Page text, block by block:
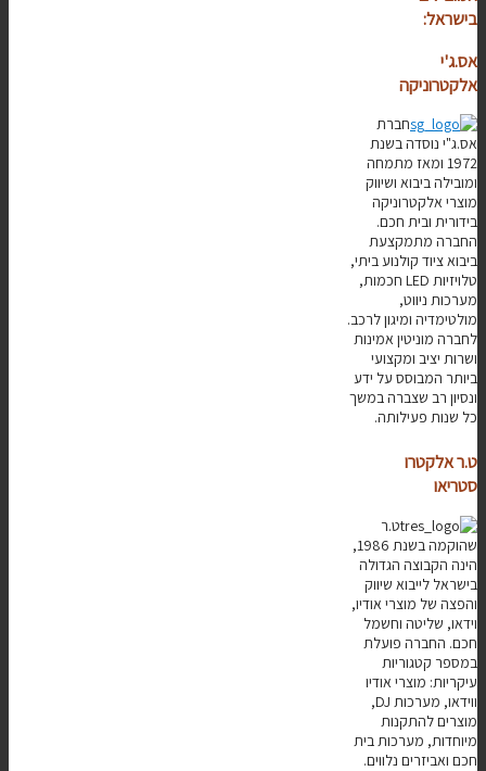
בישראל:
אס.ג'י
אלקטרוניקה
חברת
אס.ג"י נוסדה בשנת
1972 ומאז מתמחה
ומובילה ביבוא ושיווק
מוצרי אלקטרוניקה
בידורית ובית חכם.
החברה מתמקצעת
ביבוא ציוד קולנוע ביתי,
טלויזיות LED חכמות,
מערכות ניווט,
מולטימדיה ומיגון לרכב.
לחברה מוניטין אמינות
ושרות יציב ומקצועי
ביותר המבוסס על ידע
ונסיון רב שצברה במשך
כל שנות פעילותה.
ט.ר אלקטרו
סטריאו
ט.ר
שהוקמה בשנת 1986,
הינה הקבוצה הגדולה
בישראל לייבוא שיווק
והפצה של מוצרי אודיו,
וידאו, שליטה וחשמל
חכם. החברה פועלת
במספר קטגוריות
עיקריות: מוצרי אודיו
ווידאו, מערכות DJ,
מוצרים להתקנות
מיוחדות, מערכות בית
חכם ואביזרים נלווים.